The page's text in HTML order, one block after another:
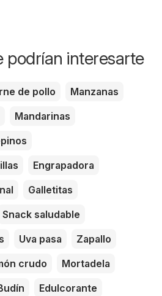
podrían interesarte
de pollo
Manzanas
Mandarinas
Engrapadora
Galletitas
Snack saludable
Uva pasa
Zapallo
crudo
Mortadela
Edulcorante